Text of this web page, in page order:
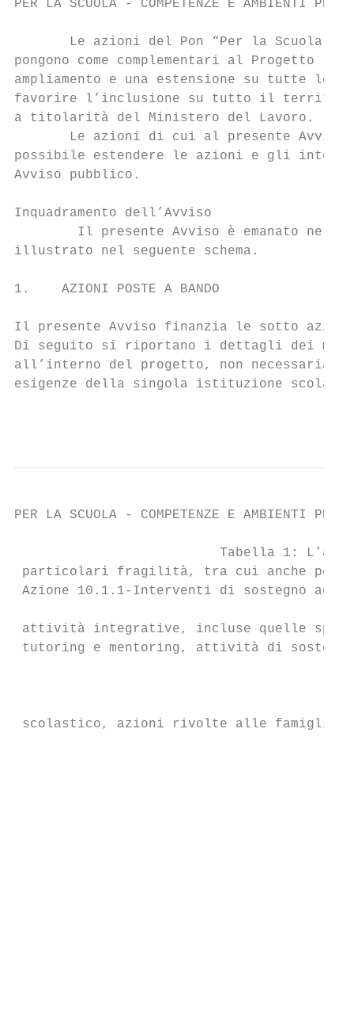
PER LA SCUOLA - COMPETENZE E AMBIENTI PER
Le azioni del Pon “Per la Scuola –
pongono come complementari al Progetto
ampliamento e una estensione su tutte le
favorire l’inclusione su tutto il territorio
a titolarità del Ministero del Lavoro.
Le azioni di cui al presente
possibile estendere le azioni e gli
Avviso pubblico.
Inquadramento dell’Avviso
Il presente Avviso è emanato
illustrato nel seguente schema.
1.    AZIONI POSTE A BANDO
Il presente Avviso finanzia le sotto
Di seguito si riportano i dettagli dei
all’interno del progetto, non
esigenze della singola istituzione
PER LA SCUOLA - COMPETENZE E AMBIENTI PER
Tabella 1:
particolari fragilità, tra cui anche
Azione 10.1.1-Interventi di sostegno
attività integrative, incluse quelle
tutoring e mentoring, attività di
scolastico, azioni rivolte alle famiglie di